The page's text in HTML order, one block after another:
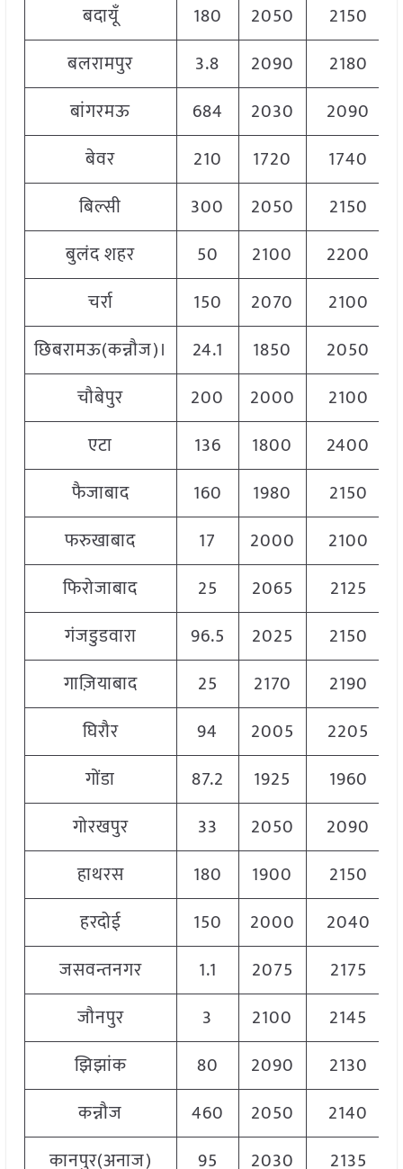
बदायूँ
180 2050 2150
बलरामपुर
3.8 2090 2180
बांगरमऊ
684 2030 2090
बेवर
210 1720
1740
बिल्सी
300 2050 2150
बुलंद शहर
50 2100 2200
चर्रा
150 2070 2100
छिबरामऊ(कन्नौज)।
24.1 1850 2050
चौबेपुर
200 2000 2100
एटा
136 1800
2400
फैजाबाद
160 1980 2150
फरुखाबाद
17 2000 2100
फिरोजाबाद
25 2065 2125
गंजडुडवारा
96.5 2025 2150
गाज़ियाबाद
25 2170 2190
घिरौर
94 2005 2205
गोंडा
87.2 1925 1960
गोरखपुर
33 2050 2090
हाथरस
180 1900 2150
हरदोई
150 2000 2040
जसवन्तनगर
1.1 2075
2175
जौनपुर
3 2100 2145
झिझांक
80 2090 2130
कन्नौज
460 2050 2140
कानपुर(अनाज)
95 2030 2135